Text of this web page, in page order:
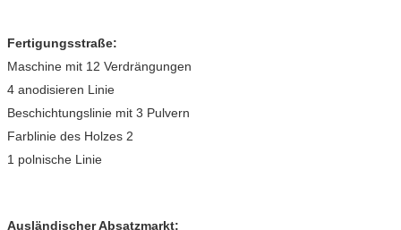
Reihenfolge
machen;
4.Make die Zahlung von 30% Ablagerung, beginnen
Zahlungsbedingung
T/T, L/C am Anblick.
Fertigungsstraße:
Maschine mit 12 Verdrängungen
4 anodisieren Linie
Beschichtungslinie mit 3 Pulvern
Farblinie des Holzes 2
1 polnische Linie
Ausländischer Absatzmarkt: